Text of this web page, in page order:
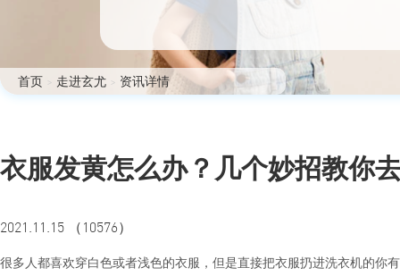
首页 走进玄尤 > 资讯详情
衣服发黄怎么办？几个妙招教你
2021.11.15 （10576）
很多人都喜欢穿白色或者浅色的衣服，但是直接把衣服扔进洗衣机的你